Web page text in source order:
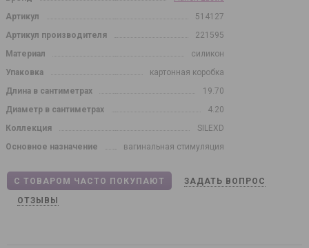
Артикул
514127
Артикул производителя
221595
Материал
силикон
Упаковка
картонная коробка
Длина в сантиметрах
19.70
Диаметр в сантиметрах
4.20
Коллекция
SILEXD
Основное назначение
вагинальная стимуляция
С ТОВАРОМ ЧАСТО ПОКУПАЮТ
ЗАДАТЬ ВОПРОС
ОТЗЫВЫ